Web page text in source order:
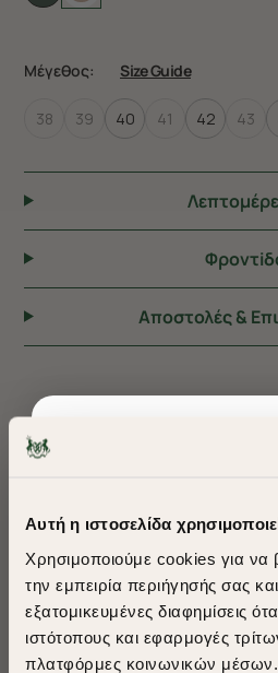
Αυτή η ιστοσελίδα
Χρησιμοποιούμε cookies για να
την εμπειρία περιήγησής σας
εξατομικευμένες διαφημίσεις
ιστότοπους και εφαρμογές
πλατφόρμες κοινωνικών
Μέγεθος: Size Guide
38 39 40 41 42 43
Αποστολές &
ΠΡΟΤΕΙΝΟΥΜΕ ΓΙΑ
​
A Season